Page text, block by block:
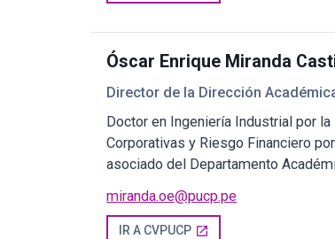
Óscar Enrique Miranda
Director de la Dirección
Doctor en Ingeniería Industrial por
Corporativas y Riesgo Financiero
asociado del Departamento
miranda.oe@pucp.pe
IR A CVPUCP open_in_new